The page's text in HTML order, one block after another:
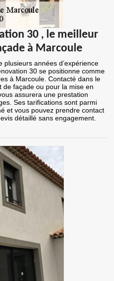
30 , le meilleur
à Marcoule
années d’expérience
30 se positionne comme
à Marcoule. Contacté dans le
façade ou pour la mise en
assurera une prestation
Ses tarifications sont parmi
et vous pouvez prendre contact
détaillé sans engagement.